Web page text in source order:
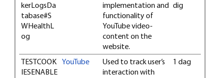
kerLogsDa
tabase#S
WHealthL
og
implementation and
functionality of
YouTube video-
content on the
website.
dig
TESTCOOK
IESENABLE
YouTube
Used to track user’s
interaction with
1 dag